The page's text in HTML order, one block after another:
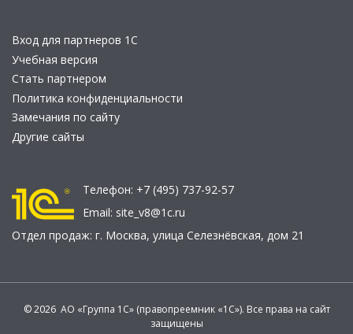
Вход для партнеров 1С
Учебная версия
Стать партнером
Политика конфиденциальности
Замечания по сайту
Другие сайты
Телефон: +7 (495) 737-92-57
Email: site_v8@1c.ru
Отдел продаж: г. Москва, улица Селезнёвская, дом 21
© 2026 АО «Группа 1С» (правопреемник «1С»). Все права на сайт
защищены